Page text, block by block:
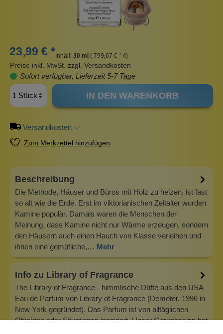
23,99 € *Inhalt: 30 ml ( 799,67 € * /l)
Preise inkl. MwSt. zzgl. Versandkosten
Sofort verfügbar, Lieferzeit 5-7 Tage
IN DEN WARENKORB
Versandkosten
Zum Merkzettel hinzufügen
Beschreibung
Die Methode, Häuser und Büros mit Holz zu heizen, ist fast
so alt wie die Erde. Erst im viktorianischen Zeitalter wurden
Kamine populär. Damals waren die Menschen der
Meinung, dass Kamine nicht nur Wärme erzeugen, sondern
den Häusern auch einen Hauch von Klasse verleihen und
ihnen eine gemütliche,… Mehr
Info zu Library of Fragrance
The Library of Fragrance - himmlische Düfte aus den USA
Eau de Parfum von Library of Fragrance (Demeter, 1996 in
New York gegründet). Das Parfum ist von alltäglichen
Objekten oder Situationen inspiriert. Unser Geruchssinn hat